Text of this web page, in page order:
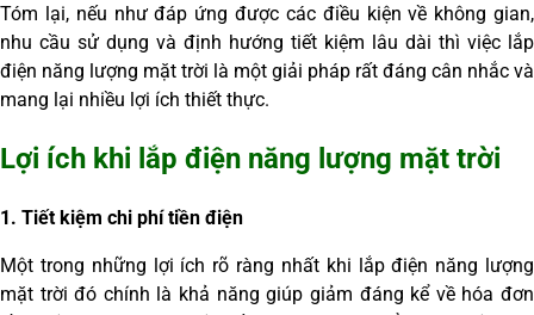
Tóm lại, nếu như đáp ứng được các điều kiện về không gian,
nhu cầu sử dụng và định hướng tiết kiệm lâu dài thì việc lắp
điện năng lượng mặt trời là một giải pháp rất đáng cân nhắc và
mang lại nhiều lợi ích thiết thực.
Lợi ích khi lắp điện năng lượng mặt trời
1. Tiết kiệm chi phí tiền điện
Một trong những lợi ích rõ ràng nhất khi lắp điện năng lượng
mặt trời đó chính là khả năng giúp giảm đáng kể về hóa đơn